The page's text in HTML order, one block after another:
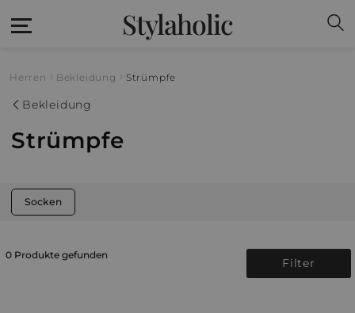
Stylaholic
Herren Bekleidung Strümpfe
Bekleidung
Strümpfe
Socken
0 Produkte gefunden
Filter